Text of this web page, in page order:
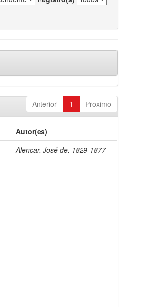
Anterior 1 Próximo
Autor(es)
Alencar, José de, 1829-1877